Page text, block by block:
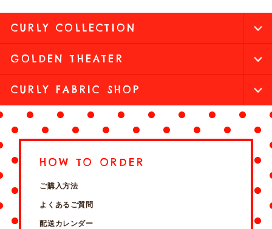
CURLY COLLECTION
GOLDEN THEATER
CURLY FABRIC SHOP
HOW TO ORDER
ご購入方法
よくあるご質問
配送カレンダー